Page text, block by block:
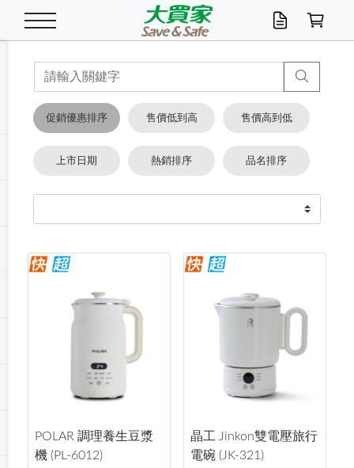
米/五穀/濃湯 米/糙米
五穀/南北貨
湯類/湯塊
油/調味料
食用油
醬油.油膏.蠔油
包麵
碗麵/義大利麵
麵條/快煮麵/米粉
魚罐
醬菜/玉米罐
點心罐
休閒零嘴 初一十五拜拜懶
零嘴
堅果/海苔
美味餅乾
餅乾
糕餅/點心
糖果/蜜餞/果凍
巧克力
茶飲料
果汁咖啡
碳酸/礦泉水
機能飲料
養生保健/常備品 雞精/飲品
機能保健
▶保健品牌推薦
奶粉/穀麥片
奶粉
麥片/玉米片
沖調穀粉/隨手包
綠茶
紅茶
奶茶/花草茶
黑糖桂圓/蜂蜜醋
即溶咖啡
咖啡豆/粉/濾掛
可可/糖/奶精
沐浴乳香皂 沐浴乳
香皂/洗手乳
美髮造型
洗髮/護髮
造型髮品
牙 刷
牙膏/漱口水
潔顏產品
卸妝/粉刺調理
開架/身體保養
臉部保養
面/眼膜
鍋具/飲水/廚房 鍋具/餐具
保鮮/微波
掃除用具/照明/五金
掃除/清潔用具
洗衣/曬衣用具
電池/延長線
修繕/五金/祭祀
寢具/家具
收納用品
衛浴/毛巾
寵物食品
寵物清潔/百貨
衛生紙/濕巾 抽取衛生紙/濕巾
廚房紙巾/平版/
箱購免運區
衣物清潔
洗衣精
洗衣粉/皂
漂白水/柔軟精
廚房/餐具清潔
浴廁/水管清潔
居家清潔/除濕芳
衛生棉
成人/嬰兒紙尿褲
箱購免運區
嬰兒尿布
成人紙尿褲
廚房家電 料理鍋具
烤箱/微波/電磁爐
快煮壺/烘碗機
季節家電
除濕/清淨機
風扇/防蚊家電
除塵家電
美容家電
電腦周邊
數位週邊
手機/平板周邊
文具/辦公用品 文具用品
辦公文具/收納
玩具/擺設小物
汽機車百貨
機車/腳踏車百貨
汽車百貨
戶外/休閒用品
健身/按摩/瑜珈
測量/護具/其他
服飾內著
配件
男/女/機能包
冷凍免運 生鮮食品
調理食品
箱購免運
食品免運
清潔用品免運
居家/汽百用品
季節活動
店長推薦
這夏不怕熱
促銷優惠排序 售價低到高 售價高到低
上市日期 熱銷排序 品名排序
POLAR 調理養生豆漿
機 (PL-6012)
晶工 Jinkon雙電壓旅行
電碗 (JK-321)